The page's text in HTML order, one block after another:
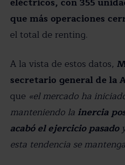
que más operaciones
el total de renting.
A la vista de estos datos,
secretario general de la
que «el mercado ha
manteniendo la inercia
acabó el ejercicio pasado
esta tendencia se